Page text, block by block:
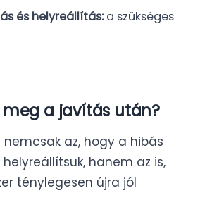
és helyreállítás: a szükséges
meg a javítás után?
az, hogy a hibás
hanem az is,
ténylegesen újra jól